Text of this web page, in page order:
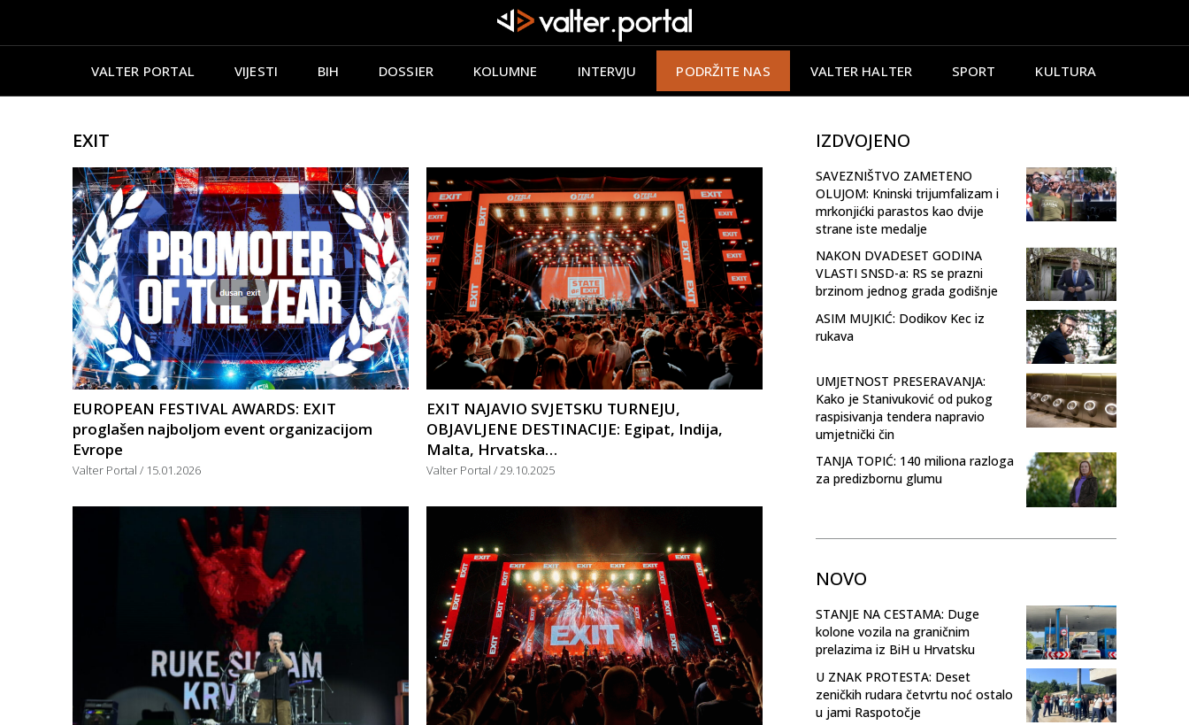
VALTER PORTAL VIJESTI BIH DOSSIER KOLUMNE INTERVJU PODRŽITE NAS VALTER HALTER SPORT KULTURA
EXIT
EUROPEAN FESTIVAL AWARDS: EXIT
proglašen najboljom event organizacijom
Evrope
Valter Portal 15.01.2026
EXIT NAJAVIO SVJETSKU TURNEJU,
OBJAVLJENE DESTINACIJE: Egipat, Indija,
Malta, Hrvatska…
Valter Portal 29.10.2025
IZDVOJENO
SAVEZNIŠTVO ZAMETENO
OLUJOM: Kninski trijumfalizam i
mrkonjićki parastos kao dvije
strane iste medalje
NAKON DVADESET GODINA
VLASTI SNSD-a: RS se prazni
brzinom jednog grada godišnje
ASIM MUJKIĆ: Dodikov Kec iz
rukava
UMJETNOST PRESERAVANJA:
Kako je Stanivuković od pukog
raspisivanja tendera napravio
umjetnički čin
TANJA TOPIĆ: 140 miliona razloga
za predizbornu glumu
NOVO
STANJE NA CESTAMA: Duge
kolone vozila na graničnim
prelazima iz BiH u Hrvatsku
U ZNAK PROTESTA: Deset
zeničkih rudara četvrtu noć ostalo
u jami Raspotočje